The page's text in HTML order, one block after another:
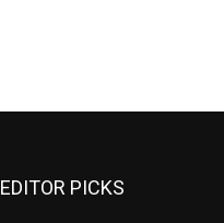
EDITOR PICKS